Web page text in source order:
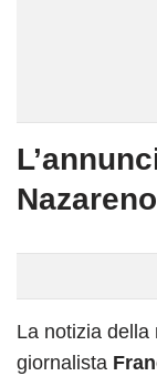
La notizia della
giornalista